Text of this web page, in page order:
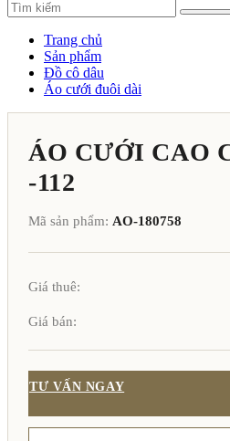
Trang chủ
Sản phẩm
Đồ cô dâu
Áo cưới đuôi dài
ÁO CƯỚI CAO
-112
Mã sản phẩm: AO-180758
Giá thuê:
Giá bán:
TƯ VẤN NGAY